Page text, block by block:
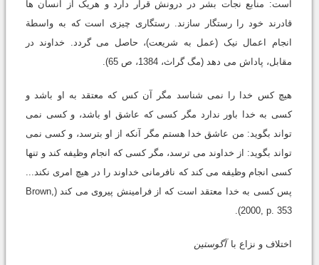
است: منابع نجات بشر در درونش قرار دارد و هریک از انسان ها
قادرند خود را رستگار سازند. رستگاری چیزی است که به واسطة
انجام اعمال نیک (عمل به شریعت)، حاصل می گردد. خداوند در
مقابل، پاداش می دهد (مگ گراث، 1384، ص 65).
هیچ کس خدا را نمی شناسد مگر آن کس که معتقد به او باشد و
کسی به خدا باور ندارد مگر کسی که عاشق او باشد، و کسی نمی
تواند بگوید: من عاشق خدا هستم مگر آنکه از او بترسد، و کسی نمی
تواند بگوید: از خداوند می ترسد، مگر کسی که انجام وظیفه کند و تنها
کسی انجام وظیفه می کند که نافرمانی خداوند را در هیچ امری نکند...
پس کسی به خدا معتقد است که از فرامینش پیروی می کند (Brown,
2000, p. 353).
اختلاف و نزاع با آگوستین